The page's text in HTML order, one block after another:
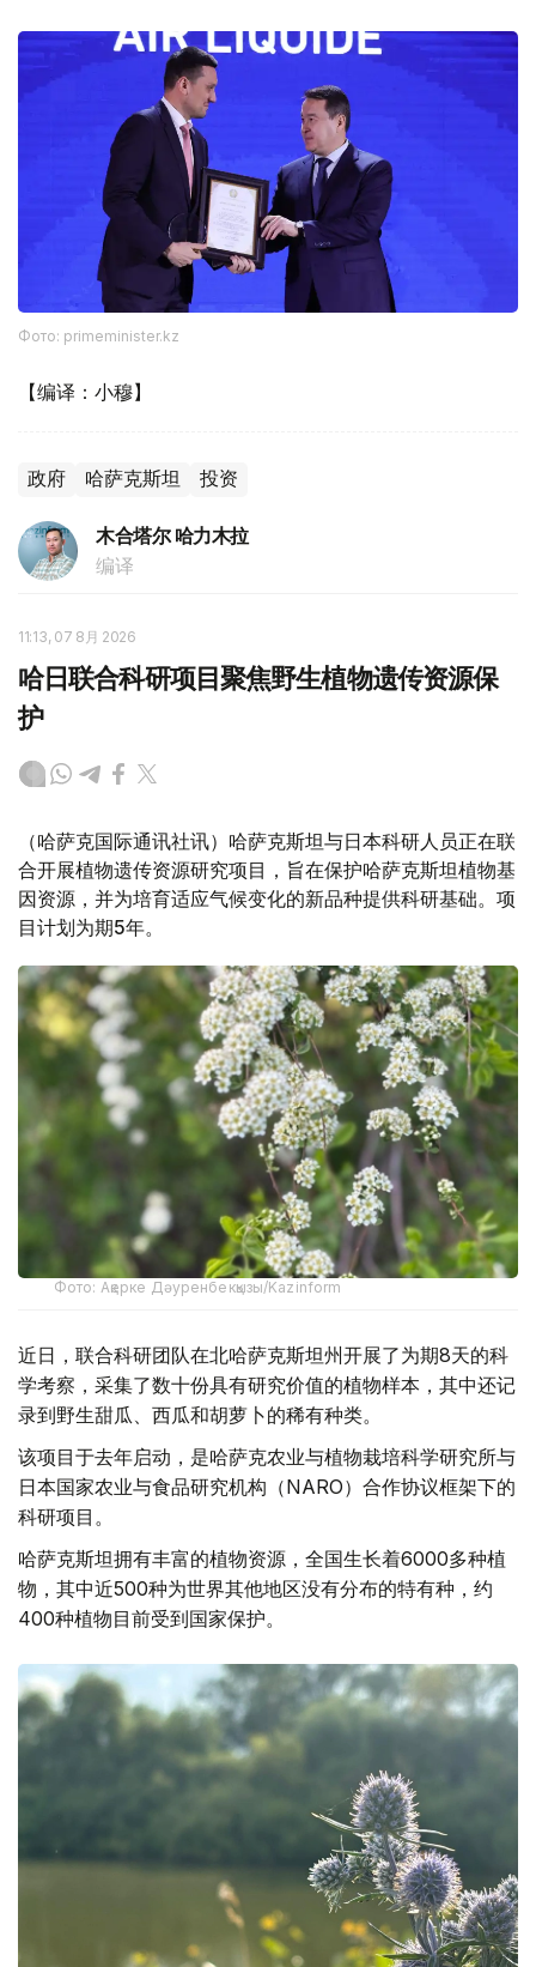
Фото: primeminister.kz
【编译：小穆】
政府 哈萨克斯坦 投资
木合塔尔 哈力木拉
编译
11:13, 07 8月 2026
哈日联合科研项目聚焦野生植物遗传资源保
护
（哈萨克国际通讯社讯）哈萨克斯坦与日本科研人员正在联
合开展植物遗传资源研究项目，旨在保护哈萨克斯坦植物基
因资源，并为培育适应气候变化的新品种提供科研基础。项
目计划为期5年。
Фото: Ақерке Дәуренбекқызы/Kazinform
近日，联合科研团队在北哈萨克斯坦州开展了为期8天的科
学考察，采集了数十份具有研究价值的植物样本，其中还记
录到野生甜瓜、西瓜和胡萝卜的稀有种类。
该项目于去年启动，是哈萨克农业与植物栽培科学研究所与
日本国家农业与食品研究机构（NARO）合作协议框架下的
科研项目。
哈萨克斯坦拥有丰富的植物资源，全国生长着6000多种植
物，其中近500种为世界其他地区没有分布的特有种，约
400种植物目前受到国家保护。